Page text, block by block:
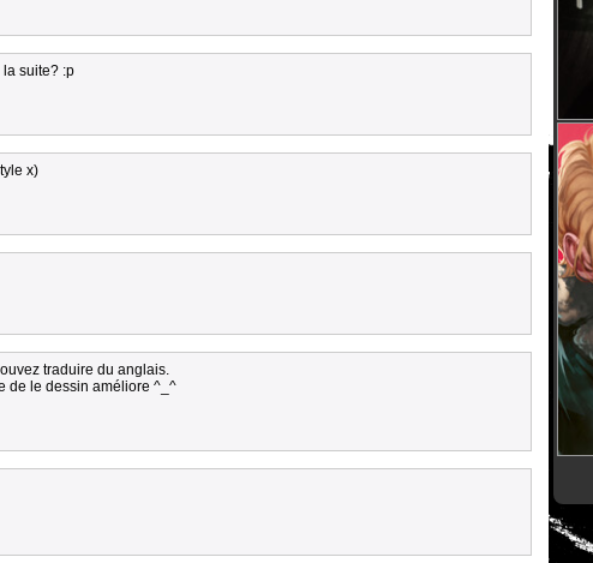
suite? :p
x)
traduire du anglais.
de le dessin améliore ^_^